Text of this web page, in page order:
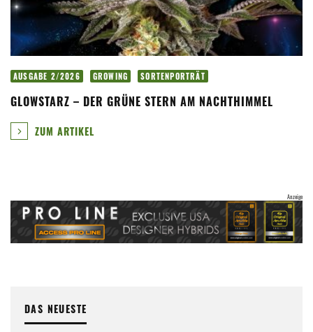
AUSGABE 2/2026 GROWING SORTENPORTRÄT
GLOWSTARZ – DER GRÜNE STERN AM NACHTHIMMEL
ZUM ARTIKEL
DAS NEUESTE